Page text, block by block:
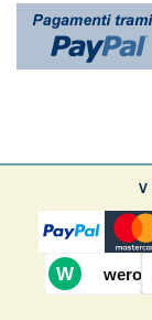
W wero